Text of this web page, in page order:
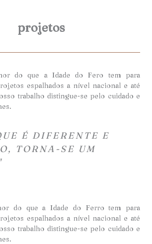
do que a Idade do Ferro tem para
espalhados a nível nacional e até
trabalho distingue-se pelo cuidado e
projetos
do que a Idade do Fero tem para
espalhados a nível nacional e até
trabalho distingue-se pelo cuidado e
É DIFERENTE E
TORNA-SE UM